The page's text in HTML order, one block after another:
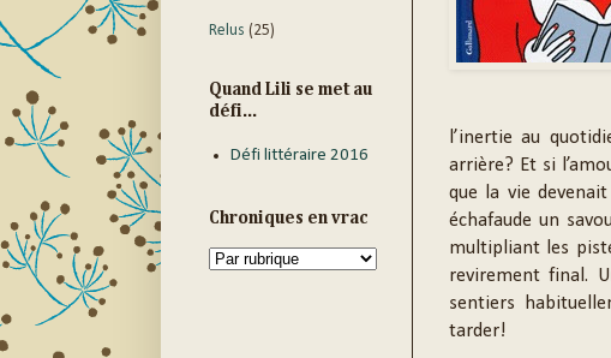
l’inertie au
arrière? Et si
que la vie
échafaude un
multipliant les
revirement final.
sentiers
tarder!
Relus (25)
Quand Lili se met au
défi...
Défi littéraire 2016
Chroniques en vrac